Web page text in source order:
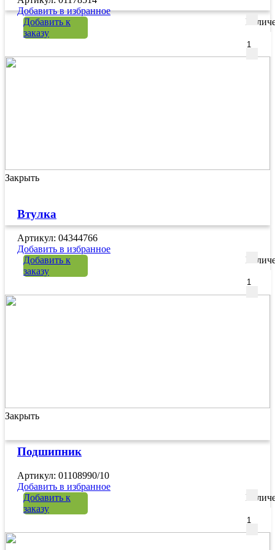
Добавить в избранное
Добавить к
заказу
Закрыть
Втулка
Артикул: 04344766
Добавить в избранное
Добавить к
заказу
Закрыть
Подшипник
Артикул: 01108990/10
Добавить в избранное
Добавить к
заказу